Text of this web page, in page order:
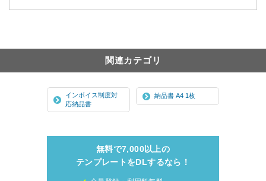
関連カテゴリ
インボイス制度対
応納品書
納品書 A4 1枚
無料で7,000以上の
テンプレートをDLするなら！